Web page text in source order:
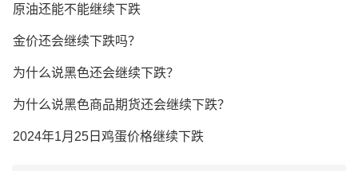
原油还能不能继续下跌
金价还会继续下跌吗？
为什么说黑色还会继续下跌？
为什么说黑色商品期货还会继续下跌？
2024年1月25日鸡蛋价格继续下跌